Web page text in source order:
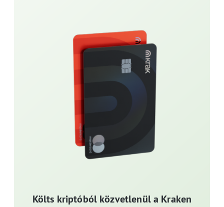
Költs kriptóból közvetlenül a Kraken